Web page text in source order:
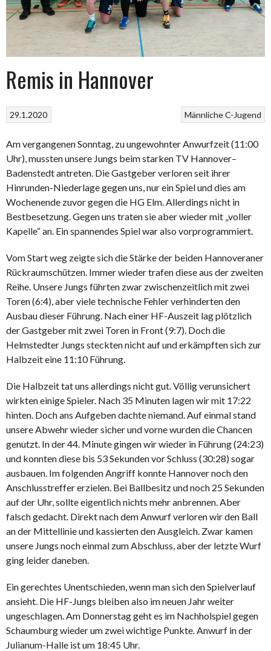
Remis in Hannover
Männliche C-Jugend
29.1.2020
Am vergangenen Sonntag, zu ungewohnter Anwurfzeit (11:00
Uhr), mussten unsere Jungs beim starken TV Hannover–
Badenstedt antreten. Die Gastgeber verloren seit ihrer
Hinrunden-Niederlage gegen uns, nur ein Spiel und dies am
Wochenende zuvor gegen die HG Elm. Allerdings nicht in
Bestbesetzung. Gegen uns traten sie aber wieder mit „voller
Kapelle“ an. Ein spannendes Spiel war also vorprogrammiert.
Vom Start weg zeigte sich die Stärke der beiden Hannoveraner
Rückraumschützen. Immer wieder trafen diese aus der zweiten
Reihe. Unsere Jungs führten zwar zwischenzeitlich mit zwei
Toren (6:4), aber viele technische Fehler verhinderten den
Ausbau dieser Führung. Nach einer HF-Auszeit lag plötzlich
der Gastgeber mit zwei Toren in Front (9:7). Doch die
Helmstedter Jungs steckten nicht auf und erkämpften sich zur
Halbzeit eine 11:10 Führung.
Die Halbzeit tat uns allerdings nicht gut. Völlig verunsichert
wirkten einige Spieler. Nach 35 Minuten lagen wir mit 17:22
hinten. Doch ans Aufgeben dachte niemand. Auf einmal stand
unsere Abwehr wieder sicher und vorne wurden die Chancen
genutzt. In der 44. Minute gingen wir wieder in Führung (24:23)
und konnten diese bis 53 Sekunden vor Schluss (30:28) sogar
ausbauen. Im folgenden Angriff konnte Hannover noch den
Anschlusstreffer erzielen. Bei Ballbesitz und noch 25 Sekunden
auf der Uhr, sollte eigentlich nichts mehr anbrennen. Aber
falsch gedacht. Direkt nach dem Anwurf verloren wir den Ball
an der Mittellinie und kassierten den Ausgleich. Zwar kamen
unsere Jungs noch einmal zum Abschluss, aber der letzte Wurf
ging leider daneben.
Ein gerechtes Unentschieden, wenn man sich den Spielverlauf
ansieht. Die HF-Jungs bleiben also im neuen Jahr weiter
ungeschlagen. Am Donnerstag geht es im Nachholspiel gegen
Schaumburg wieder um zwei wichtige Punkte. Anwurf in der
Julianum-Halle ist um 18:45 Uhr.